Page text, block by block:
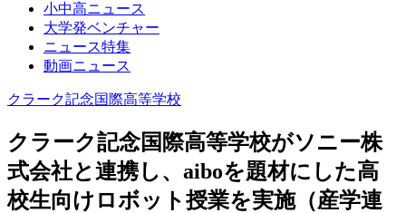
小中高ニュース
大学発ベンチャー
ニュース特集
動画ニュース
クラーク記念国際高等学校
クラーク記念国際高等学校がソニー株
式会社と連携し、aiboを題材にした高
校生向けロボット授業を実施（産学連